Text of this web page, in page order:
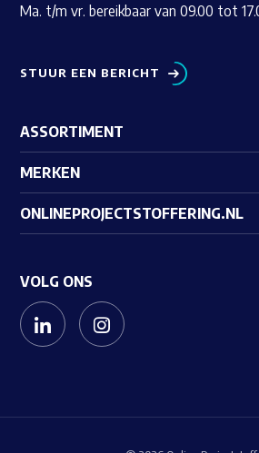
Ma. t/m vr. bereikbaar van 09.00 tot
STUUR EEN BERICHT
ASSORTIMENT
MERKEN
ONLINEPROJECTSTOFFERING.NL
VOLG ONS